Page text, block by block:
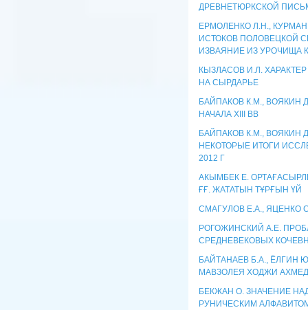
ДРЕВНЕТЮРКСКОЙ
ЕРМОЛЕНКО Л.Н.,
ИСТОКОВ ПОЛОВЕЦКОЙ
ИЗВАЯНИЕ ИЗ УРОЧИЩА
КЫЗЛАСОВ И.Л.
НА СЫРДАРЬЕ
БАЙПАКОВ К.М., ВОЯКИН
НАЧАЛА XIII ВВ
БАЙПАКОВ К.М., ВОЯКИН
НЕКОТОРЫЕ ИТОГИ
2012 Г
АКЫМБЕК Е.
ҒҒ. ЖАТАТЫН ТҰРҒЫН ҮЙ
СМАГУЛОВ Е.А., ЯЦЕНКО
РОГОЖИНСКИЙ А.Е.
СРЕДНЕВЕКОВЫХ
БАЙТАНАЕВ Б.А., ЁЛГИН
МАВЗОЛЕЯ ХОДЖИ
БЕКЖАН О. ЗНАЧЕНИЕ
РУНИЧЕСКИМ